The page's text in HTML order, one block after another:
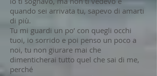
quando sei arrivata tu, sapevo di amarti
di più.
Tu mi guardi un po’ con quegli occhi
tuoi, io sorrido e poi penso un poco a
noi, tu non giurare mai che
dimenticherai tutto quel che sai di me,
perché